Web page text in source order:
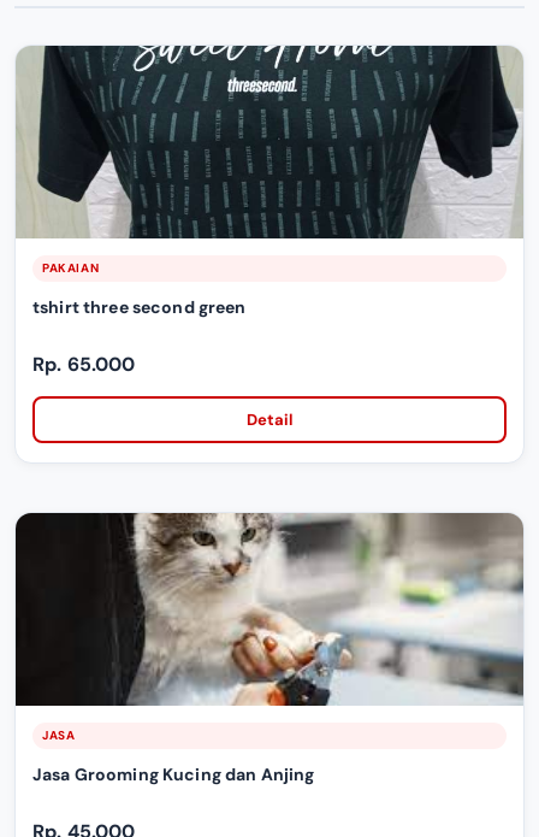
PAKAIAN
tshirt three second green
Rp. 65.000
Detail
JASA
Jasa Grooming Kucing dan Anjing
Rp. 45.000